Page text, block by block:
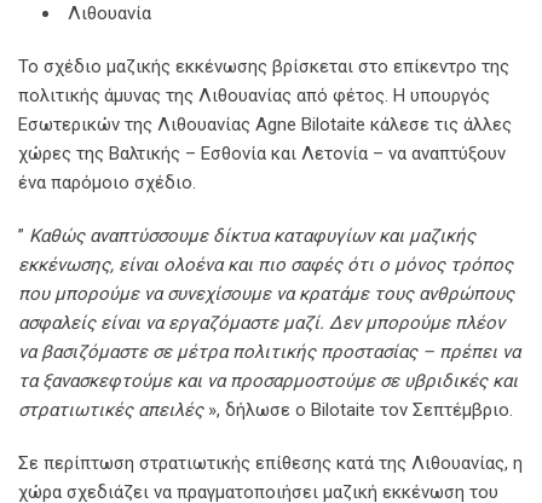
Λιθουανία
Το σχέδιο μαζικής εκκένωσης βρίσκεται στο επίκεντρο της
πολιτικής άμυνας της Λιθουανίας από φέτος. Η υπουργός
Εσωτερικών της Λιθουανίας Agne Bilotaite κάλεσε τις άλλες
χώρες της Βαλτικής – Εσθονία και Λετονία – να αναπτύξουν
ένα παρόμοιο σχέδιο.
” Καθώς αναπτύσσουμε δίκτυα καταφυγίων και μαζικής
εκκένωσης, είναι ολοένα και πιο σαφές ότι ο μόνος τρόπος
που μπορούμε να συνεχίσουμε να κρατάμε τους ανθρώπους
ασφαλείς είναι να εργαζόμαστε μαζί. Δεν μπορούμε πλέον
να βασιζόμαστε σε μέτρα πολιτικής προστασίας – πρέπει να
τα ξανασκεφτούμε και να προσαρμοστούμε σε υβριδικές και
στρατιωτικές απειλές», δήλωσε ο Bilotaite τον Σεπτέμβριο.
Σε περίπτωση στρατιωτικής επίθεσης κατά της Λιθουανίας, η
χώρα σχεδιάζει να πραγματοποιήσει μαζική εκκένωση του